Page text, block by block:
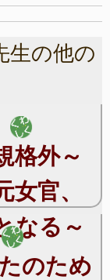
生の他の
格外～
官、
なる～
のため